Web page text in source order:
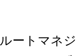
ートマネ